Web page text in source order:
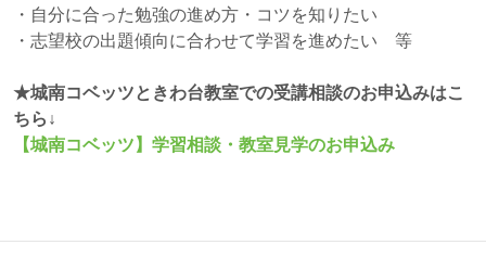
・自分に合った勉強の進め方・コツを知りたい
・志望校の出題傾向に合わせて学習を進めたい 等
★城南コベッツときわ台教室での受講相談のお申込みはこ
ちら↓
【城南コベッツ】学習相談・教室見学のお申込み